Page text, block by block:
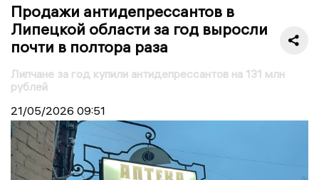
Продажи антидепрессантов в
Липецкой области за год выросли
почти в полтора раза
Липчане за год купили антидепрессантов на 131 млн
рублей
21/05/2026 09:51